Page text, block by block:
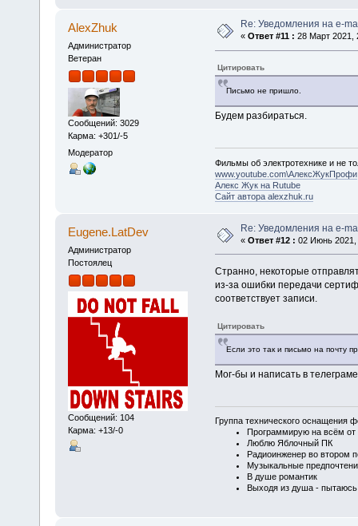
AlexZhuk
Администратор
Ветеран
Сообщений: 3029
Карма: +301/-5
Модератор
Re: Уведомления на e-
« Ответ #11 : 28 Март 2021,
Цитировать
Письмо не пришло.
Будем разбираться.
Фильмы об электротехнике и не
www.youtube.com\АлексЖукПрофи
Алекс Жук на Rutube
Сайт автора alexzhuk.ru
Eugene.LatDev
Администратор
Постоялец
Сообщений: 104
Карма: +13/-0
Re: Уведомления на e-
« Ответ #12 : 02 Июнь 2021,
Странно, некоторые
из-за ошибки передачи
соответствует записи.
Цитировать
Если это так и письмо на почту
Мог-бы и написать в
Группа технического оснащения
Программирую на всём от
Люблю Яблочный ПК
Радиоинженер во втором
Музыкальные
В душе романтик
Выходя из душа - пытаюсь